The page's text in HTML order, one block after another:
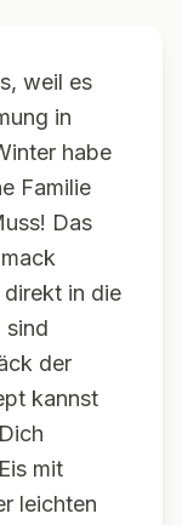
weil es
in
habe
Familie
Das
in die
sind
der
kannst
mit
leichten